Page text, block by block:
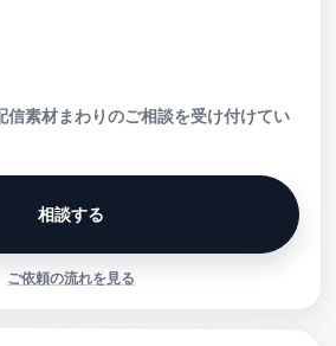
信素材まわりのご相談を受け付けてい
相談する
ご依頼の流れを見る